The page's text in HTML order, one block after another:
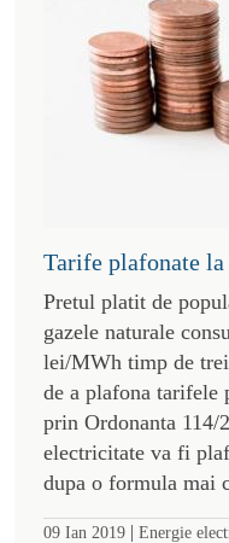
Tarife plafonate
Pretul platit de
gazele naturale
lei/MWh timp de
de a plafona tarifele
prin Ordonanta 114/
electricitate va fi
dupa o formula mai
09 Ian 2019 | Energie